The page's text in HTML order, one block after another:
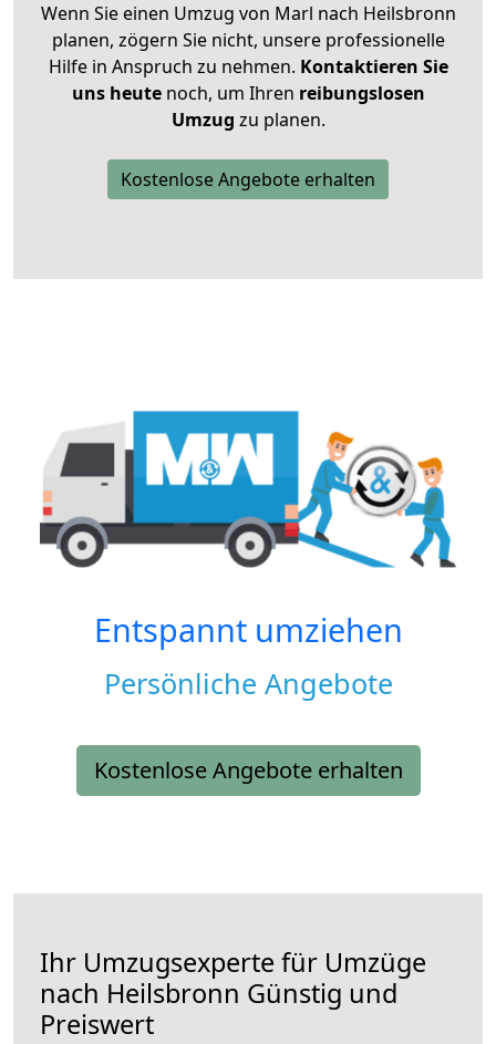
Wenn Sie einen Umzug von Marl nach Heilsbronn
planen, zögern Sie nicht, unsere professionelle
Hilfe in Anspruch zu nehmen. Kontaktieren Sie
uns heutenoch, um Ihren reibungslosen
Umzug zu planen.
Kostenlose Angebote erhalten
Entspannt umziehen
Persönliche Angebote
Kostenlose Angebote erhalten
Ihr Umzugsexperte für Umzüge
nach Heilsbronn Günstig und
Preiswert